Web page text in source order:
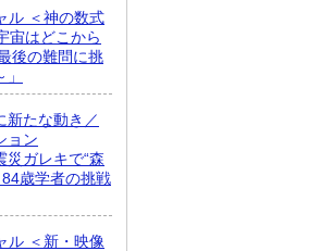
ル ＜神の数式
宙はどこから
後の難問に挑
新たな動き／
ョン
災ガレキで“森
歳学者の挑戦
ル ＜新・映像